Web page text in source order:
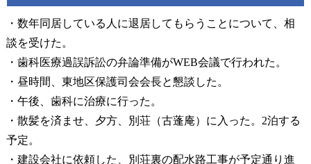
・数年同居している人に退居してもらうことについて、相
談を受けた。
・歯科医療過誤訴訟の弁論準備がWEB会議で行われた。
・昼時間、東地区保護司会会長と懇談した。
・午後、歯科に治療に行った。
・散髪を済ませ、夕方、別荘（古蓬庵）に入った。2泊する
予定。
・建設会社に依頼した、別荘裏の配水路工事が予定通り進